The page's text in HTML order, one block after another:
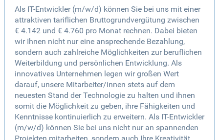
Als IT-Entwickler (m/w/d) können Sie bei uns mit einer
attraktiven tariflichen Bruttogrundvergütung zwischen
€ 4.142 und € 4.760 pro Monat rechnen. Dabei bieten
wir Ihnen nicht nur eine ansprechende Bezahlung,
sondern auch zahlreiche Möglichkeiten zur beruflichen
Weiterbildung und persönlichen Entwicklung. Als
innovatives Unternehmen legen wir großen Wert
darauf, unsere Mitarbeiter/innen stets auf dem
neuesten Stand der Technologie zu halten und ihnen
somit die Möglichkeit zu geben, ihre Fähigkeiten und
Kenntnisse kontinuierlich zu erweitern. Als IT-Entwickler
(m/w/d) können Sie bei uns nicht nur an spannenden